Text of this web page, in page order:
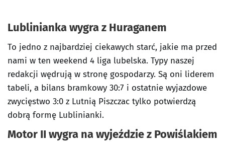
Lublinianka wygra z Huraganem
To jedno z najbardziej ciekawych starć, jakie ma przed
nami w ten weekend 4 liga lubelska. Typy naszej
redakcji wędrują w stronę gospodarzy. Są oni liderem
tabeli, a bilans bramkowy 30:7 i ostatnie wyjazdowe
zwycięstwo 3:0 z Lutnią Piszczac tylko potwierdzą
dobrą formę Lublinianki.
Motor II wygra na wyjeździe z Powiślakiem